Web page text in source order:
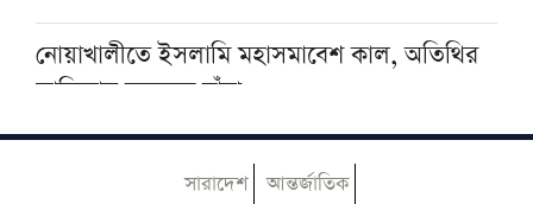
নোয়াখালীতে ইসলামি মহাসমাবেশ কাল, অতিথির
তালিকায় রয়েছেন যাঁরা
৫ আগস্ট বন্ধ থাকবে আল-হাইআতুল উলয়া ও
সারাদেশ আন্তর্জাতিক